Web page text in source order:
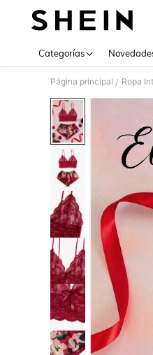
Categorías
Página principal / Ropa